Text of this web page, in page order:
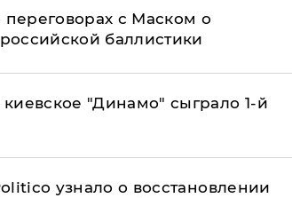
с Маском о
баллистики
"Динамо" сыграло 1-й
узнало о восстановлении